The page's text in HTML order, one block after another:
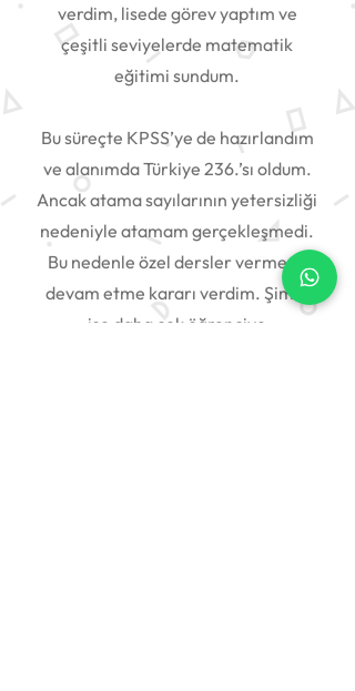
verdim, lisede görev yaptım ve
çeşitli seviyelerde matematik
eğitimi sundum.
Bu süreçte KPSS’ye de hazırlandım
ve alanımda Türkiye 236.’sı oldum.
Ancak atama sayılarının yetersizliği
nedeniyle atamam gerçekleşmedi.
Bu nedenle özel dersler vermeye
devam etme kararı verdim. Şimdi
ise daha çok öğrenciye